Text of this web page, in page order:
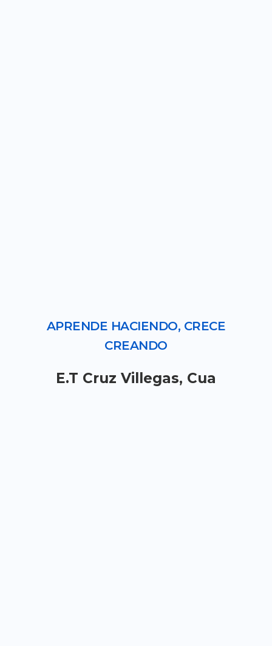
APRENDE HACIENDO, CRECE
CREANDO
E.T Cruz Villegas, Cua